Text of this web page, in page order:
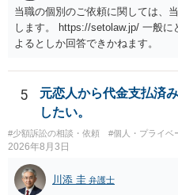
う。 何か本人を示す事実（振込先
情報を割り出していくしかないよ
当職の個別のご依頼に関しては、
します。 https://setolaw.jp/ 一般
よるとしか回答できかねます。
5
元恋人から代金支払済
したい。
#少額訴訟の相談・依頼 #個人・プライベ
2026年8月3日
川添 圭 弁護士